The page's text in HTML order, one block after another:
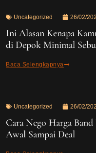
Uncategorized 26/02/
Ini Alasan Kenapa
di Depok Minimal
Baca Selengkapnya
Uncategorized 26/02/
Cara Nego Harga
Awal Sampai Deal